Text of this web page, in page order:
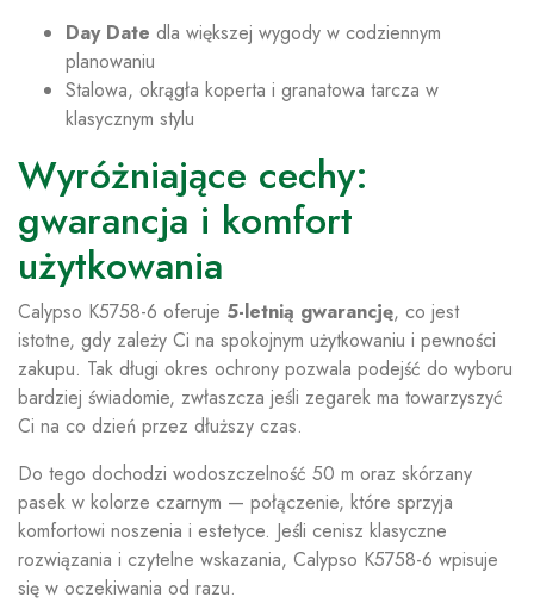
Day Date dla większej wygody w codziennym
planowaniu
Stalowa, okrągła koperta i granatowa tarcza w
klasycznym stylu
Wyróżniające cechy:
gwarancja i komfort
użytkowania
Calypso K5758-6 oferuje 5-letnią gwarancję, co jest
istotne, gdy zależy Ci na spokojnym użytkowaniu i pewności
zakupu. Tak długi okres ochrony pozwala podejść do wyboru
bardziej świadomie, zwłaszcza jeśli zegarek ma towarzyszyć
Ci na co dzień przez dłuższy czas.
Do tego dochodzi wodoszczelność 50 m oraz skórzany
pasek w kolorze czarnym — połączenie, które sprzyja
komfortowi noszenia i estetyce. Jeśli cenisz klasyczne
rozwiązania i czytelne wskazania, Calypso K5758-6 wpisuje
się w oczekiwania od razu.